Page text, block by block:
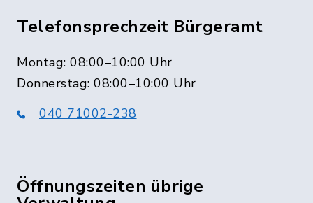
Telefonsprechzeit Bürgeramt
Montag: 08:00–10:00 Uhr
Donnerstag: 08:00–10:00 Uhr
040 71002-238
Öffnungszeiten übrige